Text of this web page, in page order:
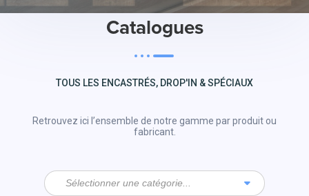
Catalogues
TOUS LES ENCASTRÉS, DROP'IN & SPÉCIAUX
Retrouvez ici l’ensemble de notre gamme par produit ou
fabricant.
Sélectionner une catégorie...